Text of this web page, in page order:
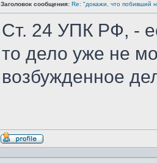
Заголовок сообщения: Re: "докажи, что побивший
Ст. 24 УПК РФ, -
то дело уже не
возбужденное
Профиль